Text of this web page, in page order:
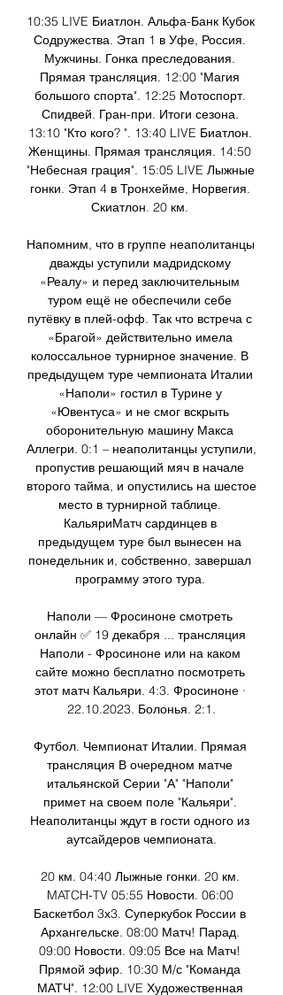
10:35 LIVE Биатлон. Альфа-Банк Кубок
Содружества. Этап 1 в Уфе, Россия.
Мужчины. Гонка преследования.
Прямая трансляция. 12:00 "Магия
большого спорта". 12:25 Мотоспорт.
Спидвей. Гран-при. Итоги сезона.
13:10 "Кто кого? ". 13:40 LIVE Биатлон.
Женщины. Прямая трансляция. 14:50
"Небесная грация". 15:05 LIVE Лыжные
гонки. Этап 4 в Тронхейме, Норвегия.
Скиатлон. 20 км.
Напомним, что в группе неаполитанцы
дважды уступили мадридскому
«Реалу» и перед заключительным
туром ещё не обеспечили себе
путёвку в плей-офф. Так что встреча с
«Брагой» действительно имела
колоссальное турнирное значение. В
предыдущем туре чемпионата Италии
«Наполи» гостил в Турине у
«Ювентуса» и не смог вскрыть
оборонительную машину Макса
Аллегри. 0:1 – неаполитанцы уступили,
пропустив решающий мяч в начале
второго тайма, и опустились на шестое
место в турнирной таблице.
КальяриМатч сардинцев в
предыдущем туре был вынесен на
понедельник и, собственно, завершал
программу этого тура.
Наполи — Фросиноне смотреть
онлайн ✅ 19 декабря ... трансляция
Наполи - Фросиноне или на каком
сайте можно бесплатно посмотреть
этот матч Кальяри. 4:3. Фросиноне ·
22.10.2023. Болонья. 2:1.
Футбол. Чемпионат Италии. Прямая
трансляция В очередном матче
итальянской Серии "А" "Наполи"
примет на своем поле "Кальяри".
Неаполитанцы ждут в гости одного из
аутсайдеров чемпионата.
20 км. 04:40 Лыжные гонки. 20 км.
MATCH-TV 05:55 Новости. 06:00
Баскетбол 3х3. Суперкубок России в
Архангельске. 08:00 Матч! Парад.
09:00 Новости. 09:05 Все на Матч!
Прямой эфир. 10:30 М/с "Команда
МАТЧ". 12:00 LIVE Художественная